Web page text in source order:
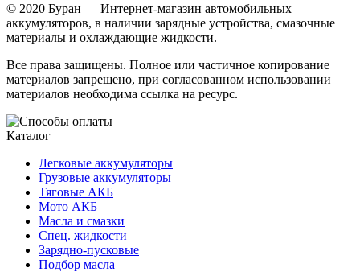
© 2020 Буран — Интернет-магазин автомобильных
аккумуляторов, в наличии зарядные устройства, смазочные
материалы и охлаждающие жидкости.
Все права защищены. Полное или частичное копирование
материалов запрещено, при согласованном использовании
материалов необходима ссылка на ресурс.
Каталог
Легковые аккумуляторы
Грузовые аккумуляторы
Тяговые АКБ
Мото АКБ
Масла и смазки
Спец. жидкости
Зарядно-пусковые
Подбор масла